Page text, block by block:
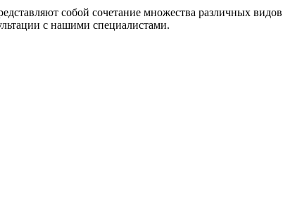
собой сочетание множества различных
с нашими специалистами.